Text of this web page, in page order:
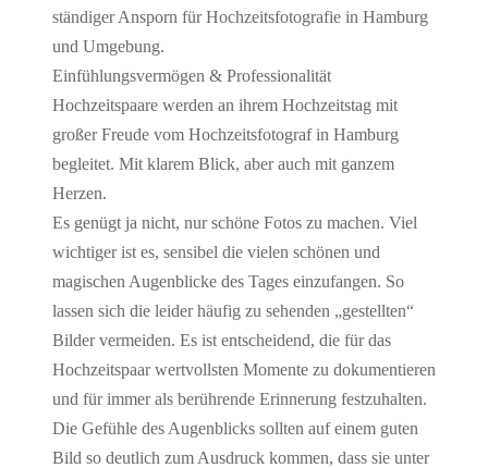
ständiger Ansporn für Hochzeitsfotografie in Hamburg
und Umgebung.
Einfühlungsvermögen & Professionalität
Hochzeitspaare werden an ihrem Hochzeitstag mit
großer Freude vom Hochzeitsfotograf in Hamburg
begleitet. Mit klarem Blick, aber auch mit ganzem
Herzen.
Es genügt ja nicht, nur schöne Fotos zu machen. Viel
wichtiger ist es, sensibel die vielen schönen und
magischen Augenblicke des Tages einzufangen. So
lassen sich die leider häufig zu sehenden „gestellten“
Bilder vermeiden. Es ist entscheidend, die für das
Hochzeitspaar wertvollsten Momente zu dokumentieren
und für immer als berührende Erinnerung festzuhalten.
Die Gefühle des Augenblicks sollten auf einem guten
Bild so deutlich zum Ausdruck kommen, dass sie unter